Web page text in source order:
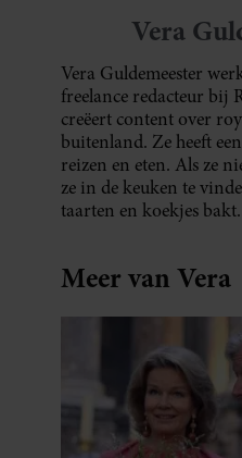
Vera
Vera Guldemeester
freelance redacteur bij
creëert content over
buitenland. Ze heeft
reizen en eten. Als ze
ze in de keuken te
taarten en koekjes bakt.
Meer van Vera